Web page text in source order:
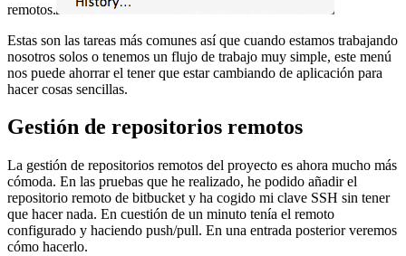
remotos.
Estas son las tareas más comunes así que cuando estamos trabajando
nosotros solos o tenemos un flujo de trabajo muy simple, este menú
nos puede ahorrar el tener que estar cambiando de aplicación para
hacer cosas sencillas.
Gestión de repositorios remotos
La gestión de repositorios remotos del proyecto es ahora mucho más
cómoda. En las pruebas que he realizado, he podido añadir el
repositorio remoto de bitbucket y ha cogido mi clave SSH sin tener
que hacer nada. En cuestión de un minuto tenía el remoto
configurado y haciendo push/pull. En una entrada posterior veremos
cómo hacerlo.